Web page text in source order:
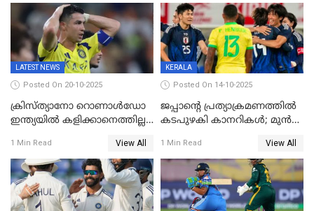
നിർവഹിച്ച് ധനമന്ത്രി K N
ബാലഗോപാൽ;ദീപശിഖ
തെളിയിച്ച് I M വിജയൻ
LATEST NEWS
Posted On 20-10-2025
ക്രിസ്ത്യാനോ റൊണാൾഡോ
ഇന്ത്യയിൽ കളിക്കാനെത്തില്ല;
ഉൾപ്പെടുത്തിയില്ല
1 Min Read View All
KERALA
Posted On 14-10-2025
ജപ്പാന്റെ പ്രത്യാക്രമണത്തിൽ
കടപുഴകി കാനറികൾ; മുൻ
ജപ്പാന്റെ ആദ്യ ജയം
1 Min Read View All